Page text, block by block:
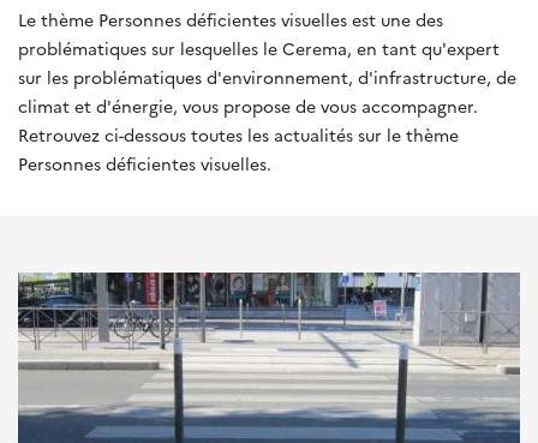
Le thème Personnes déficientes visuelles est une des
problématiques sur lesquelles le Cerema, en tant qu'expert
sur les problématiques d'environnement, d'infrastructure, de
climat et d'énergie, vous propose de vous accompagner.
Retrouvez ci-dessous toutes les actualités sur le thème
Personnes déficientes visuelles.